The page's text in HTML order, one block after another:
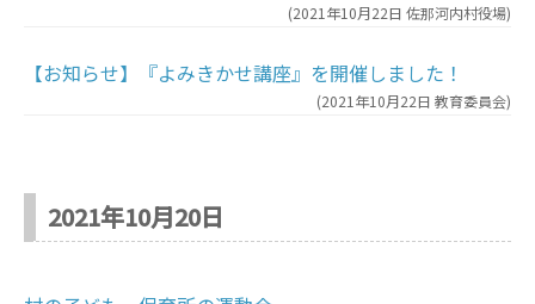
(2021年10月22日 佐那河内村役場)
【お知らせ】『よみきかせ講座』を開催しました！
(2021年10月22日 教育委員会)
2021年10月20日